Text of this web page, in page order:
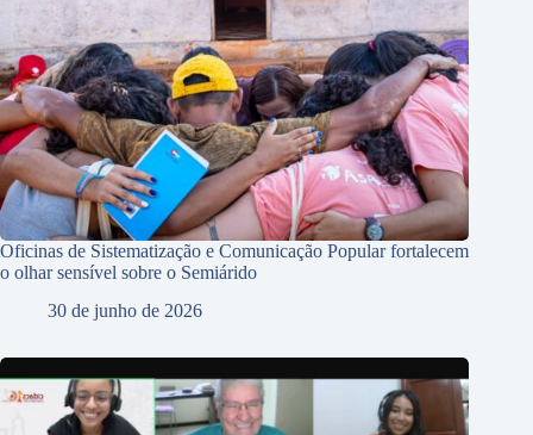
Oficinas de Sistematização e Comunicação Popular fortalecem
o olhar sensível sobre o Semiárido
30 de junho de 2026